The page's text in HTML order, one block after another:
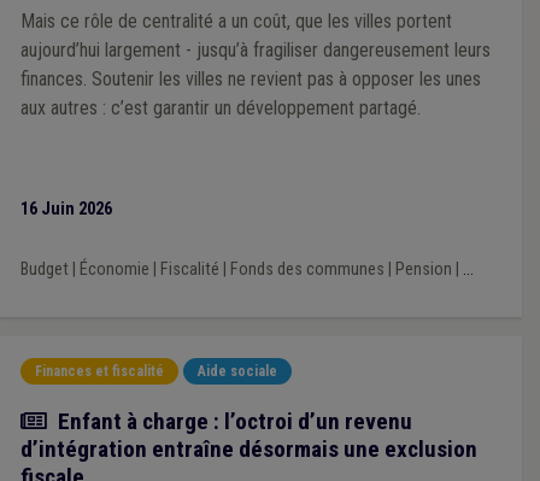
Mais ce rôle de centralité a un coût, que les villes portent
aujourd’hui largement - jusqu’à fragiliser dangereusement leurs
finances. Soutenir les villes ne revient pas à opposer les unes
aux autres : c’est garantir un développement partagé.
16 Juin 2026
Budget| Économie Fiscalité Fonds des communes Pension ...
Finances et fiscalité Aide sociale
Actualité
Enfant à charge : l’octroi d’un revenu
d’intégration entraîne désormais une exclusion